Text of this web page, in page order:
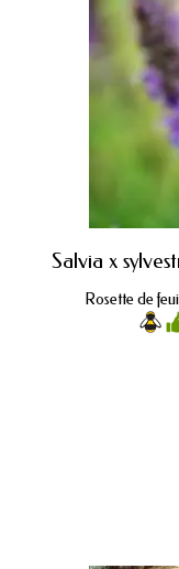
Salvia x
Rosette de